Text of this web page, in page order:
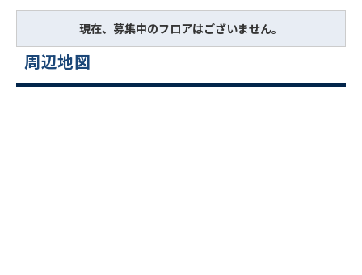
現在、募集中のフロアはございません。
周辺地図